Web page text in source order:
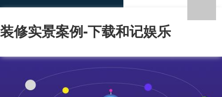
装修实景案例-下载和记娱乐